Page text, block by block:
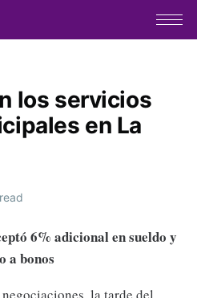
los servicios
en La
6% adicional en sueldo y
a bonos
la tarde del